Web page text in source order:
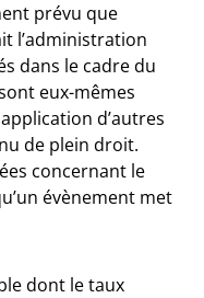
prévu que
l’administration
dans le cadre du
eux-mêmes
d’autres
de plein droit.
concernant le
évènement met
dont le taux